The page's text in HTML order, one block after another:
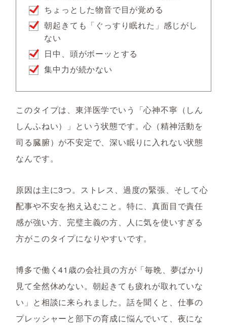
ちょっとした物音で目が覚める
朝起きても「ぐっすり眠れた」感じがし
ない
日中、頭がボーッとする
集中力が続かない
このタイプは、東洋医学でいう「心神不寧（しん
しんふねい）」という状態です。心（精神活動を
司る臓腑）が不安定で、深い眠りに入れない状態
なんです。
原因は主に3つ。ストレス、過度の緊張、そして心
配事や不安を抱え込むこと。特に、真面目で責任
感が強い方、完璧主義の方、人に気を使いすぎる
方がこのタイプになりやすいです。
博多で働く41歳の会社員の方が「毎晩、夢ばかり
見て全然休めない。朝起きても疲れが取れていな
い」と相談に来られました。話を聞くと、仕事の
プレッシャーと部下の育成に悩んでいて、夜にな